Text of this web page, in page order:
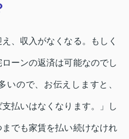
、収入がなくなる。もしく
ーンの返済は可能なのでし
いので、お伝えしますと、
払いはなくなります。」し
でも家賃を払い続けなけれ